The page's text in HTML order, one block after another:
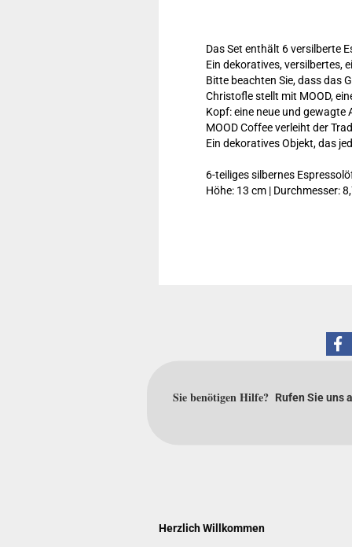
Das Set enthält 6 versilberte
Ein dekoratives, versilbertes,
Bitte beachten Sie, dass das
​Christofle stellt mit MOOD,
Kopf: eine neue und
MOOD Coffee verleiht der
Ein dekoratives Objekt, das
6-teiliges silbernes
Höhe: 13 cm | Durchmesser:
Sie benötigen Hilfe? Rufen Sie uns
Herzlich Willkommen